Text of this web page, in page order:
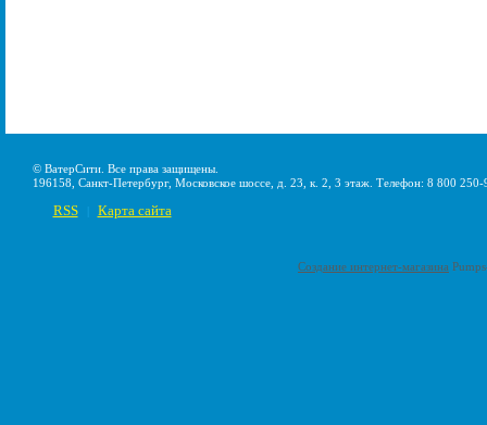
© ВатерСити. Все права защищены.
196158, Санкт-Петербург, Московское шоссе, д. 23, к. 2, 3 этаж. Телефон: 8 800
RSS Карта сайта
Создание интернет-магазина